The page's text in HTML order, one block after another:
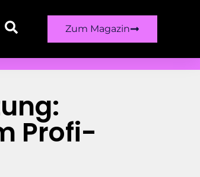
Zum Magazin
Profi-